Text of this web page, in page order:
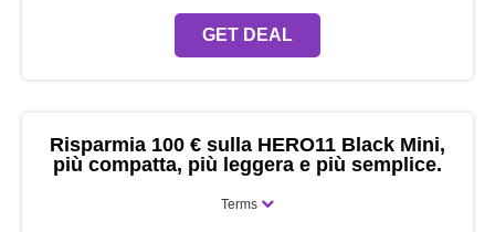
GET DEAL
Risparmia 100 € sulla HERO11 Black Mini,
più compatta, più leggera e più semplice.
Terms